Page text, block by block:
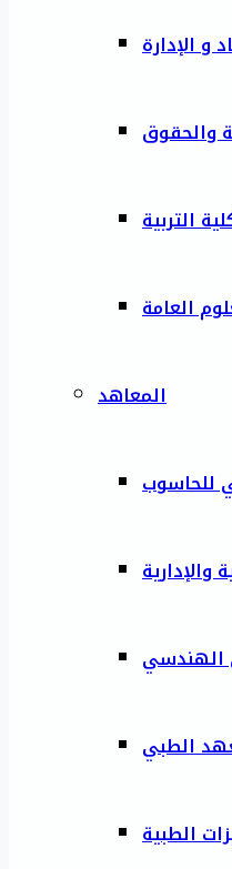
و الإدارة
والحقوق
التربية
العامة
المعاهد
للحاسوب
والإدارية
الهندسي
الطبي
الطبية